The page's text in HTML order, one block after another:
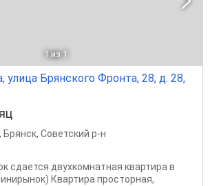
1 из 1
улица Брянского Фронта, 28, д. 28,
, Брянск, Советский р-н
сдается двухкомнатная квартира в
Квартира просторная,